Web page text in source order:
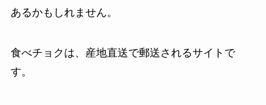
あるかもしれません。
食べチョクは、産地直送で郵送されるサイトで
す。